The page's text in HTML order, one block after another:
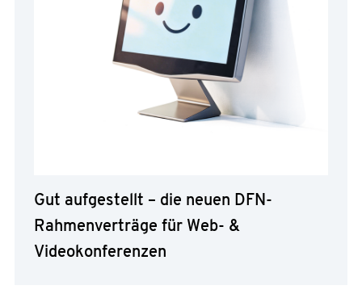
Gut aufgestellt – die neuen DFN-
Rahmenverträge für Web- &
Videokonferenzen